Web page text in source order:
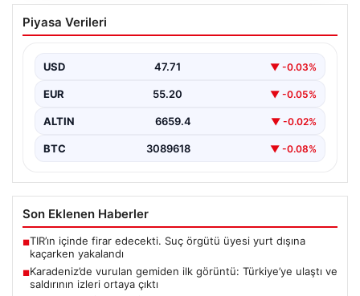
Karadeniz’de vurulan gemiden ilk
görüntü: Türkiye’ye ulaştı ve saldırının
Son dakika gelişmesiyle, Karadeniz'de saldırıya uğrayan
…
Piyasa Verileri
USD 47.71 ▼ -0.03%
EUR 55.20 ▼ -0.05%
ALTIN 6659.4 ▼ -0.02%
BTC 3089618 ▼ -0.08%
Son Eklenen Haberler
■TIR’ın içinde firar edecekti. Suç örgütü üyesi yurt dışına
kaçarken yakalandı
■Karadeniz’de vurulan gemiden ilk görüntü: Türkiye’ye ulaştı ve
saldırının izleri ortaya çıktı